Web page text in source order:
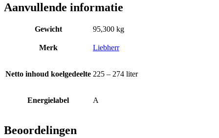
Aanvullende informatie
Gewicht 95,300 kg
Merk Liebherr
Netto inhoud koelgedeelte 225 – 274 liter
Energielabel A
Beoordelingen